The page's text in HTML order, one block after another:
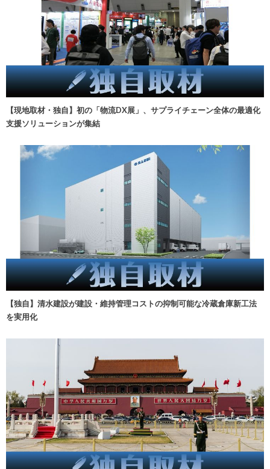
【現地取材・独自】初の「物流DX展」、サプライチェーン全体の最適化
支援ソリューションが集結
【独自】清水建設が建設・維持管理コストの抑制可能な冷蔵倉庫新工法
を実用化